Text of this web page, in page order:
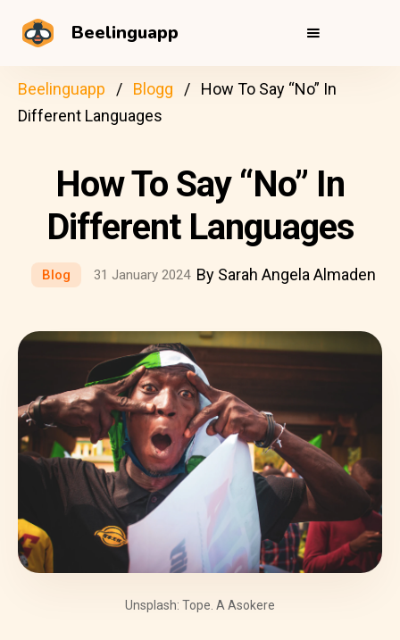
Beelinguapp
Beelinguapp Blogg
How To Say “No” In
Different Languages
How To Say “No” In
Different Languages
Blog 31 January 2024 By Sarah Angela Almaden
Unsplash: Tope. A Asokere